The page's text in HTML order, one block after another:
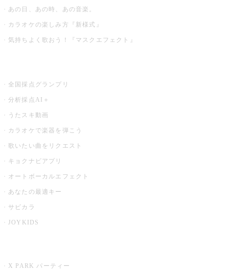
あの日、あの時、あの音楽。
カラオケの楽しみ方『新様式』
気持ちよく歌おう！『マスクエフェクト』
全国採点グランプリ
分析採点AI＋
うたスキ動画
カラオケで楽器を弾こう
歌いたい曲をリクエスト
キョクナビアプリ
オートボーカルエフェクト
あなたの最適キー
サビカラ
JOYKIDS
X PARK パーティー